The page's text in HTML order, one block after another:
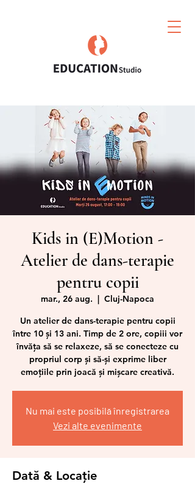
Kids in (E)Motion -
Atelier de dans-terapie
pentru copii
mar., 26 aug.
  |
Cluj-Napoca
Un atelier de dans-terapie pentru copii
între 10 și 13 ani. Timp de 2 ore, copiii vor
învăța să se relaxeze, să se conecteze cu
propriul corp și să-și exprime liber
emoțiile prin joacă și mișcare creativă.
Nu mai este posibilă înregistrarea
Vezi alte evenimente
Dată & Locație